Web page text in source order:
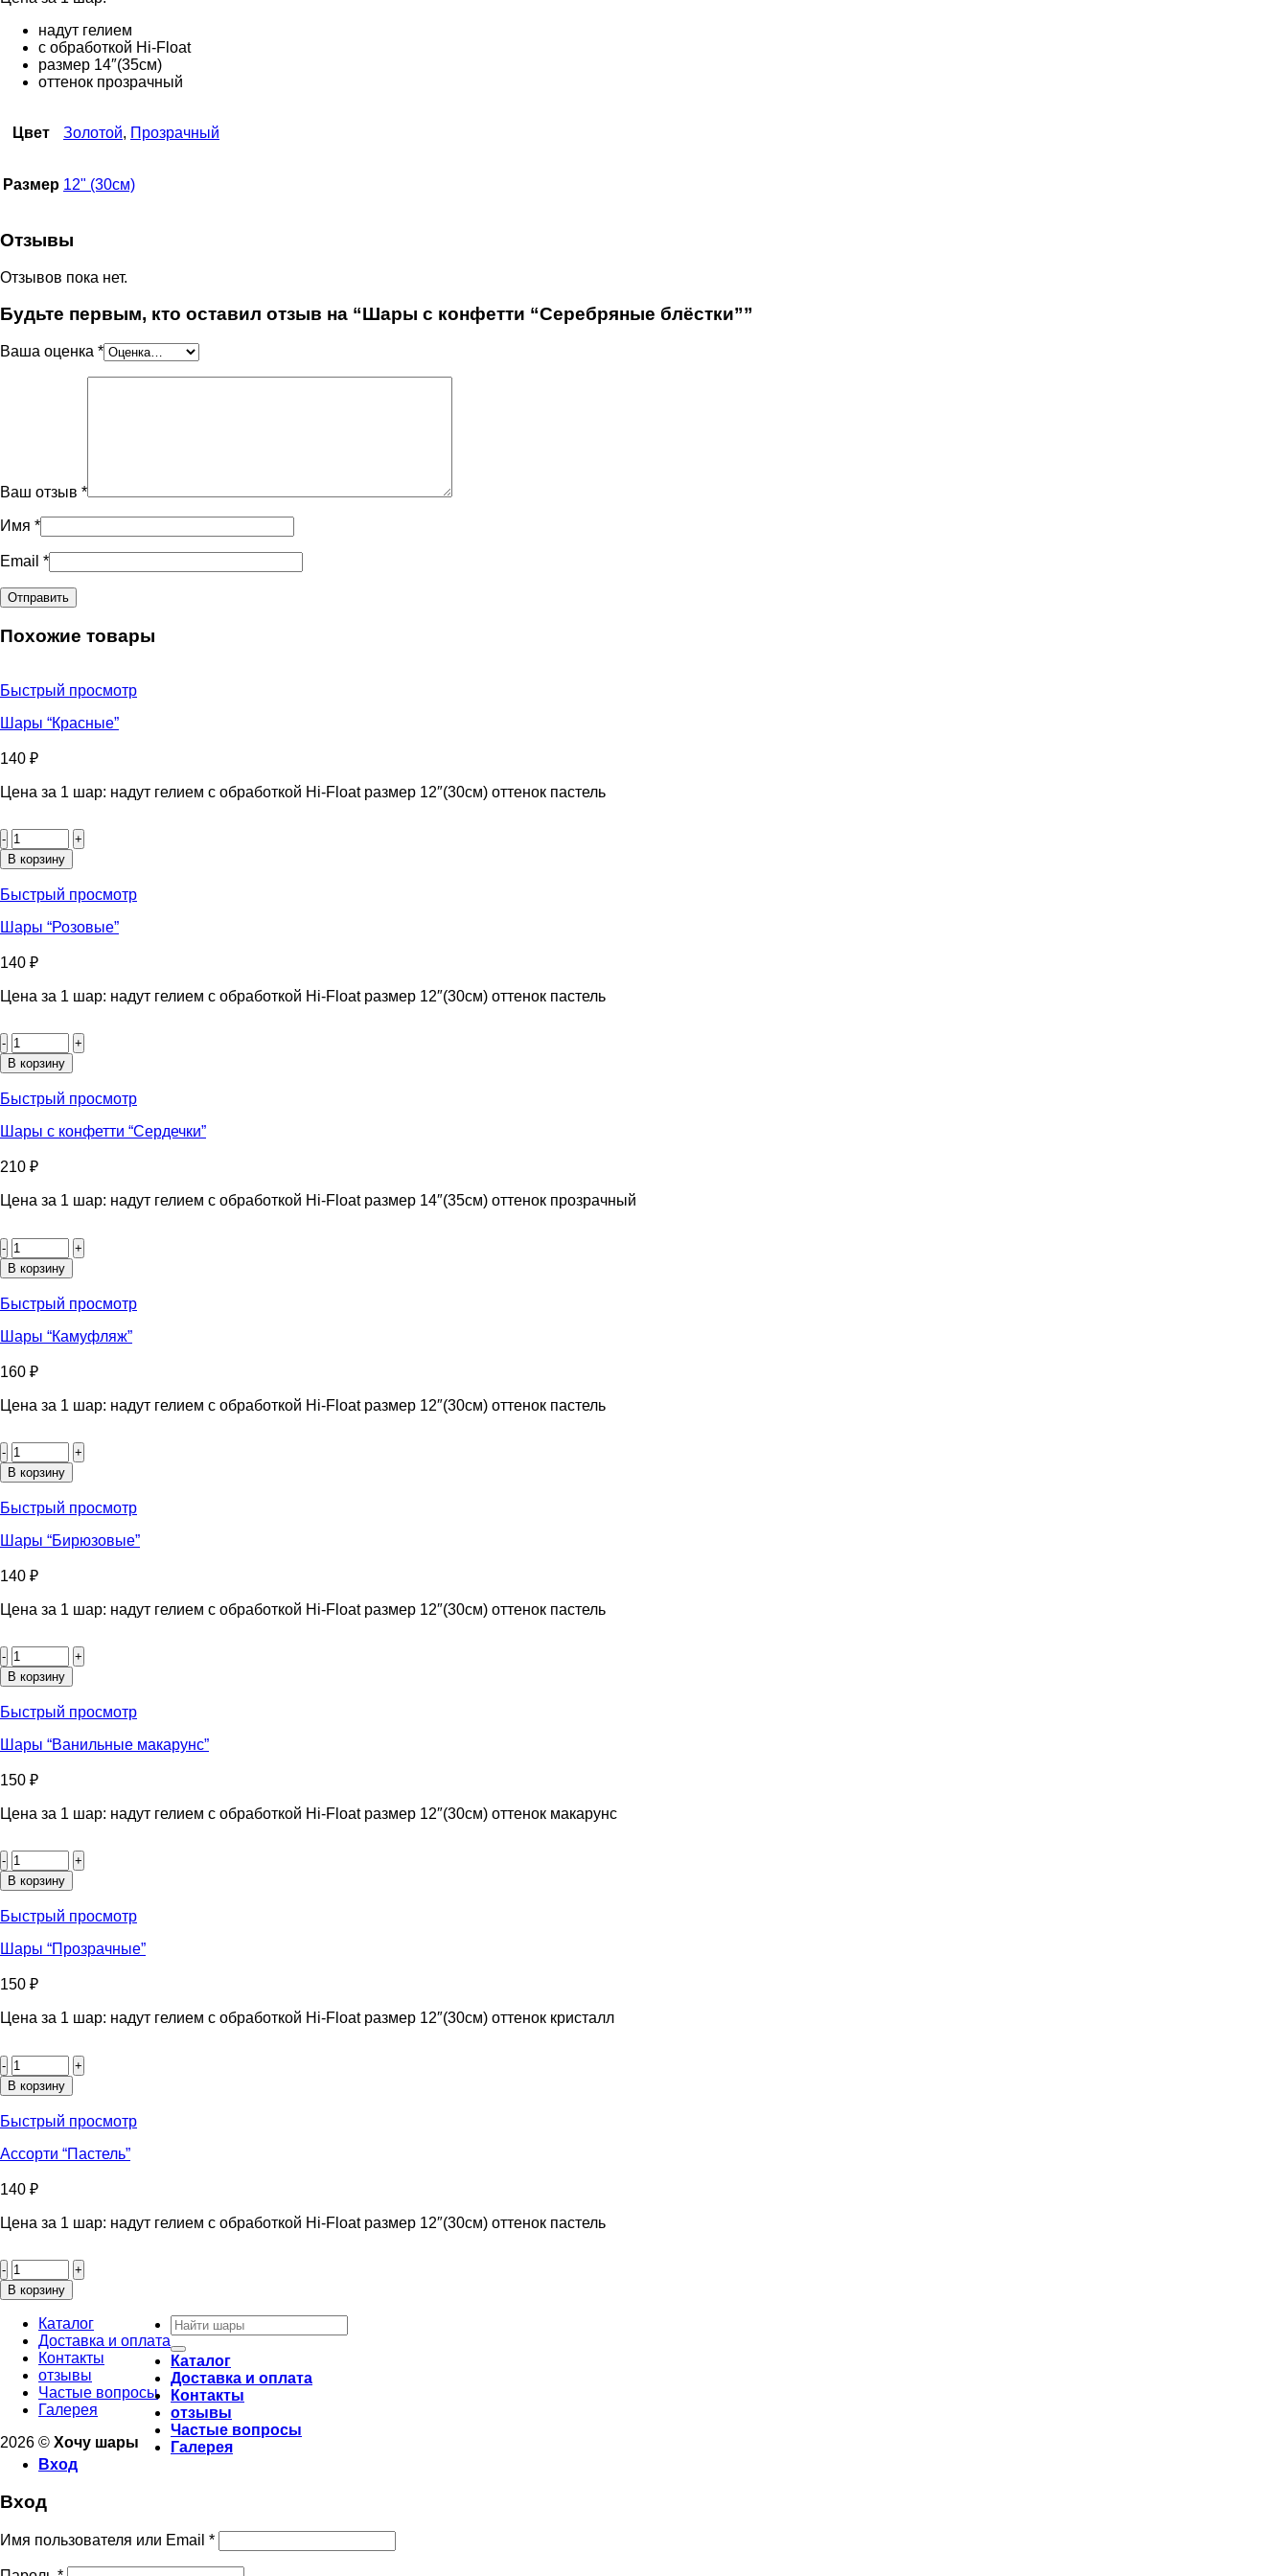
надут гелием
с обработкой Hi-Float
размер 14″(35см)
оттенок прозрачный
Цвет Золотой, Прозрачный
Размер 12" (30см)
Отзывы
Отзывов пока нет.
Будьте первым, кто оставил отзыв на “Шары с конфетти “Серебряные блёстки””
Ваша оценка *
Ваш отзыв *
Имя *
Email *
Похожие товары
Быстрый просмотр
Шары “Красные”
140 ₽
Цена за 1 шар: надут гелием с обработкой Hi-Float размер 12″(30см) оттенок пастель
товара
Шары
В корзину
Быстрый просмотр
Шары “Розовые”
140 ₽
Цена за 1 шар: надут гелием с обработкой Hi-Float размер 12″(30см) оттенок пастель
товара
Шары
В корзину
Быстрый просмотр
Шары с конфетти “Сердечки”
210 ₽
Цена за 1 шар: надут гелием с обработкой Hi-Float размер 14″(35см) оттенок прозрачный
товара
Шары
с
конфетти
В корзину
Быстрый просмотр
Шары “Камуфляж”
160 ₽
Цена за 1 шар: надут гелием с обработкой Hi-Float размер 12″(30см) оттенок пастель
товара
Шары
В корзину
Быстрый просмотр
Шары “Бирюзовые”
140 ₽
Цена за 1 шар: надут гелием с обработкой Hi-Float размер 12″(30см) оттенок пастель
товара
Шары
В корзину
Быстрый просмотр
Шары “Ванильные макарунс”
150 ₽
Цена за 1 шар: надут гелием с обработкой Hi-Float размер 12″(30см) оттенок макарунс
товара
Шары
макарунс"
В корзину
Быстрый просмотр
Шары “Прозрачные”
150 ₽
Цена за 1 шар: надут гелием с обработкой Hi-Float размер 12″(30см) оттенок кристалл
товара
Шары
В корзину
Быстрый просмотр
Ассорти “Пастель”
140 ₽
Цена за 1 шар: надут гелием с обработкой Hi-Float размер 12″(30см) оттенок пастель
товара
Ассорти
В корзину
Каталог
Доставка и оплата
Контакты
отзывы
Частые вопросы
Галерея
2026 © Хочу шары
Искать:
Каталог
Доставка и оплата
Контакты
отзывы
Частые вопросы
Галерея
Вход
Вход
Имя пользователя или Email *